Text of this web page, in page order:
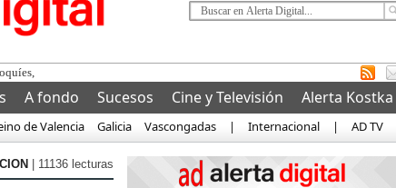
que llegaron a E...
A fondo Sucesos Cine y Televisión
Alerta Kostka
de Valencia Galicia Vascongadas | Internacional | AD TV
| 11136 lecturas